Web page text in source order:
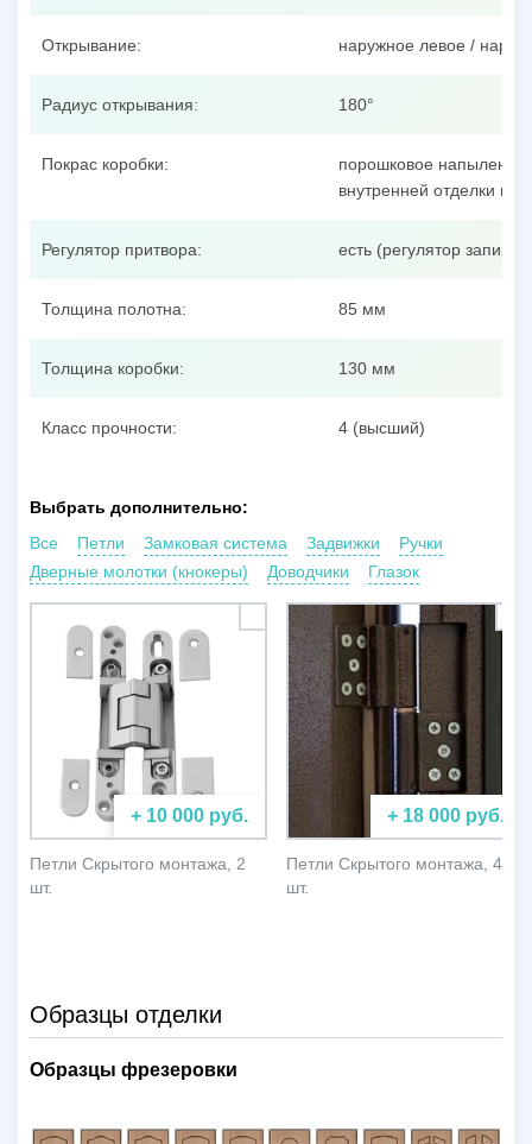
Открывание: наружное левое /
Радиус открывания: 180°
Покрас коробки:
порошковое напыление
внутренней отделки
Регулятор притвора: есть (регулятор
Толщина полотна: 85 мм
Толщина коробки: 130 мм
Класс прочности: 4 (высший)
Выбрать дополнительно:
Все
Петли Замковая система Задвижки
Ручки
Дверные молотки (кнокеры)
Доводчики Глазок
+ 10 000 руб.
Петли Скрытого монтажа, 2
шт.
+ 18 000 руб.
Петли Скрытого монтажа, 4
шт.
Образцы отделки
Образцы фрезеровки